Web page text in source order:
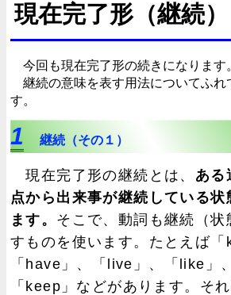
現在完了形（継続）
今回も現在完了形の続きになります
継続の意味を表す用法についてふれ
す。
1 継続（その１）
現在完了形の継続とは、 ある
点から出来事が継続している状
ます。 そこで、動詞も継続（状
すものを使います。たとえば「
「have」、「live」、「like」、
「keep」などがあります。そ